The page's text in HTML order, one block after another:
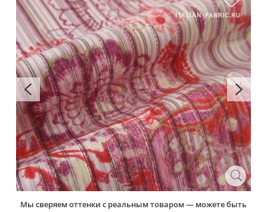
Мы сверяем оттенки с реальным товаром — можете быть